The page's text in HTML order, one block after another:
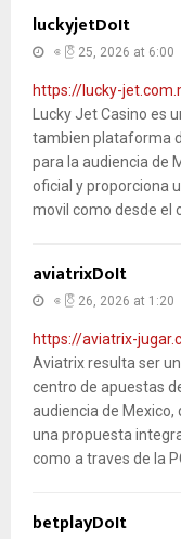
luckyjetDoIt
ဧပြီ 25, 2026 at 6:00
https://lucky-
Lucky Jet Casino es
tambien plataforma
para la audiencia de
oficial y proporciona
movil como desde el
aviatrixDoIt
ဧပြီ 26, 2026 at
https://aviatrix-
Aviatrix resulta ser
centro de apuestas
audiencia de
una propuesta
como a traves de la
betplayDoIt